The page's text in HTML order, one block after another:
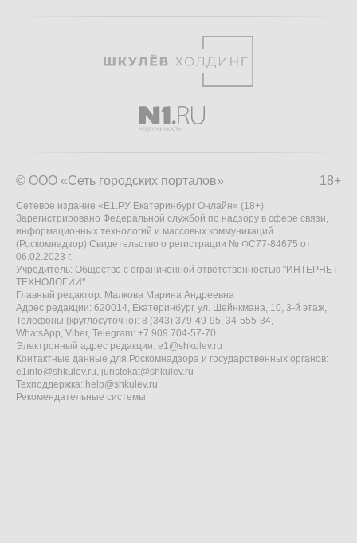
18+
© ООО «Сеть городских порталов»
Сетевое издание «Е1.РУ Екатеринбург Онлайн» (18+)
Зарегистрировано Федеральной службой по надзору в сфере связи,
информационных технологий и массовых коммуникаций
(Роскомнадзор) Свидетельство о регистрации № ФС77-84675 от
06.02.2023 г.
Учредитель: Общество с ограниченной ответственностью "ИНТЕРНЕТ
ТЕХНОЛОГИИ"
Главный редактор: Малкова Марина Андреевна
Адрес редакции: 620014, Екатеринбург, ул. Шейнкмана, 10, 3-й этаж,
Телефоны (круглосуточно): 8 (343) 379-49-95, 34-555-34,
WhatsApp, Viber, Telegram: +7 909 704-57-70
Электронный адрес редакции: e1@shkulev.ru
Контактные данные для Роскомнадзора и государственных органов:
e1info@shkulev.ru, juristekat@shkulev.ru
Техподдержка: help@shkulev.ru
Рекомендательные системы